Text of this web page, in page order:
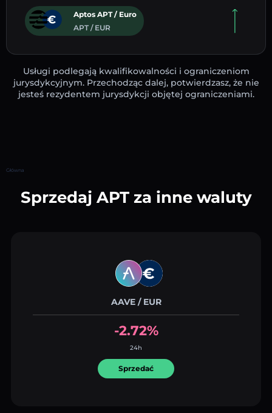
Aptos APT / Euro
APT / EUR
Usługi podlegają kwalifikowalności i ograniczeniom
jurysdykcyjnym. Przechodząc dalej, potwierdzasz, że nie
jesteś rezydentem jurysdykcji objętej ograniczeniami.
Główna
Sprzedaj APT za inne waluty
AAVE / EUR
-2.72%
24h
Sprzedać